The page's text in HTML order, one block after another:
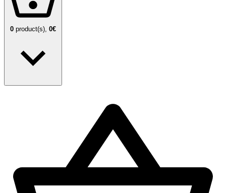
0 product(s), 0€